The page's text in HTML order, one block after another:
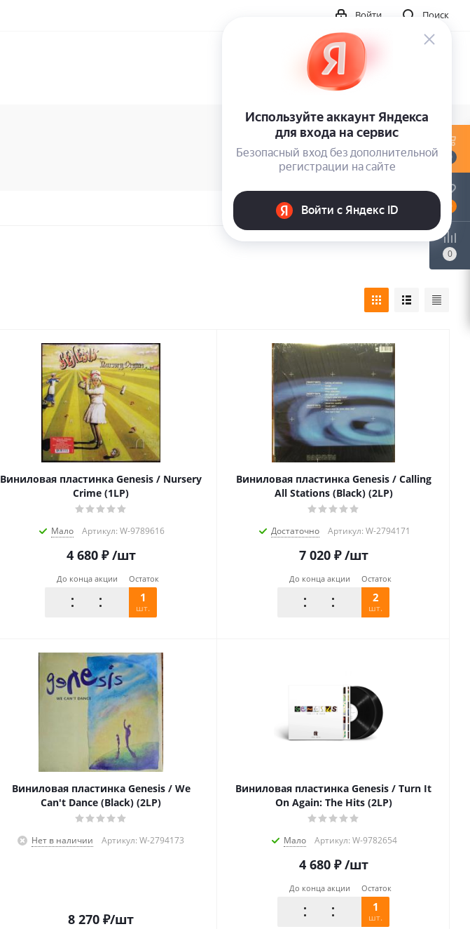
Поиск
Войти
Виниловая пластинка Genesis / Nursery
Crime (1LP)
Мало Артикул: W-9789616
4 680₽ /шт
До конца акции Остаток
1
шт.
Виниловая пластинка Genesis / Calling
All Stations (Black) (2LP)
Достаточно Артикул: W-2794171
7 020₽ /шт
До конца акции Остаток
2
шт.
Виниловая пластинка Genesis / We
Can't Dance (Black) (2LP)
Нет в наличии Артикул: W-2794173
8 270 ₽/шт
Виниловая пластинка Genesis / Turn It
On Again: The Hits (2LP)
Мало Артикул: W-9782654
4 680₽ /шт
До конца акции Остаток
1
шт.
0
0
0